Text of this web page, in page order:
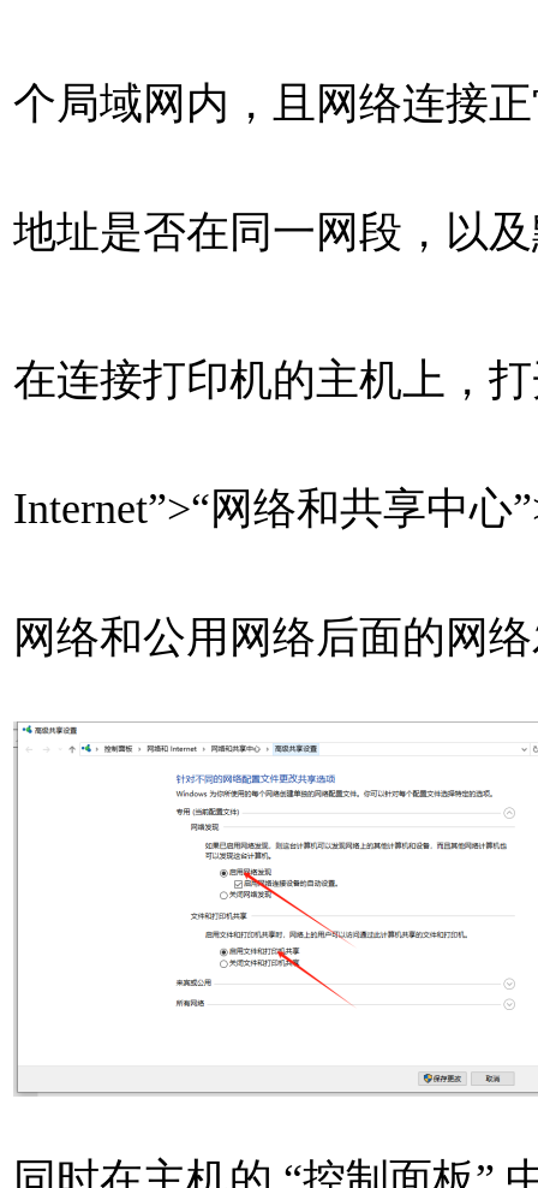
个局域网内，且网络连接
地址是否在同一网段，以
在连接打印机的主机上，
Internet”>“网络和共享中
网络和公用网络后面的网